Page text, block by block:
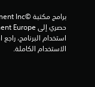
الاستخدام الكاملة.